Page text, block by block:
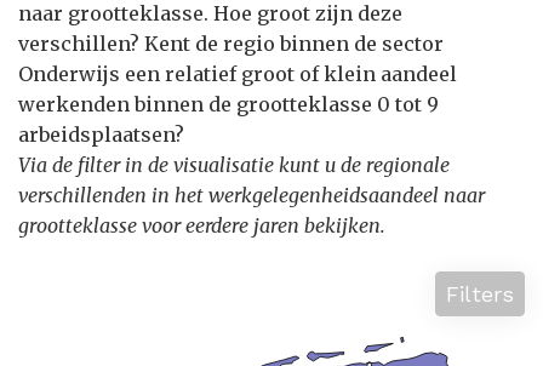
naar grootteklasse. Hoe groot zijn deze
verschillen? Kent de regio binnen de sector
Onderwijs een relatief groot of klein aandeel
werkenden binnen de grootteklasse 0 tot 9
arbeidsplaatsen?
Via de filter in de visualisatie kunt u de regionale
verschillenden in het werkgelegenheidsaandeel naar
grootteklasse voor eerdere jaren bekijken.
Filters